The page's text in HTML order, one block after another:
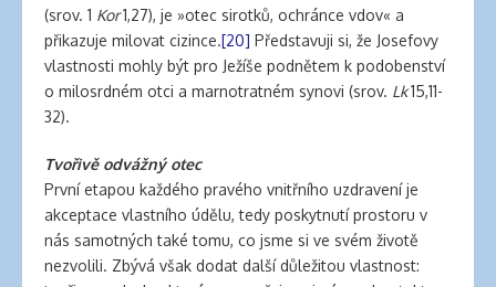
(srov. 1 Kor1,27), je »otec sirotků, ochránce vdov« a
přikazuje milovat cizince.[20] Představuji si, že Josefovy
vlastnosti mohly být pro Ježíše podnětem k podobenství
o milosrdném otci a marnotratném synovi (srov. Lk15,11-
32).
Tvořivě odvážný otec
První etapou každého pravého vnitřního uzdravení je
akceptace vlastního údělu, tedy poskytnutí prostoru v
nás samotných také tomu, co jsme si ve svém životě
nezvolili. Zbývá však dodat další důležitou vlastnost: